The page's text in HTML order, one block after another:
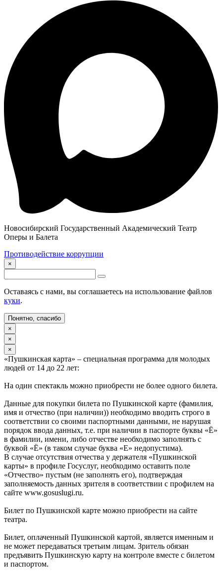
Новосибирский Государственный Академический Театр
Оперы и Балета
Противодействие коррупции
×
Оставаясь с нами, вы соглашаетесь на использование файлов
куки.
Понятно, спасибо
×
×
×
«Пушкинская карта» – специальная программа для молодых
людей от 14 до 22 лет:
На один спектакль можно приобрести не более одного билета.
Данные для покупки билета по Пушкинской карте (фамилия,
имя и отчество (при наличии)) необходимо вводить строго в
соответствии со своими паспортными данными, не нарушая
порядок ввода данных, т.е. при наличии в паспорте буквы «Ё»
в фамилии, имени, либо отчестве необходимо заполнять с
буквой «Ё» (в таком случае буква «Е» недопустима).
В случае отсутствия отчества у держателя «Пушкинской
карты» в профиле Госуслуг, необходимо оставить поле
«Отчество» пустым (не заполнять его), подтверждая
заполняемость данных зрителя в соответствии с профилем на
сайте www.gosuslugi.ru.
Билет по Пушкинской карте можно приобрести на сайте
театра.
Билет, оплаченный Пушкинской картой, является именным и
не может передаваться третьим лицам. Зритель обязан
предъявить Пушкинскую карту на контроле вместе с билетом
и паспортом.